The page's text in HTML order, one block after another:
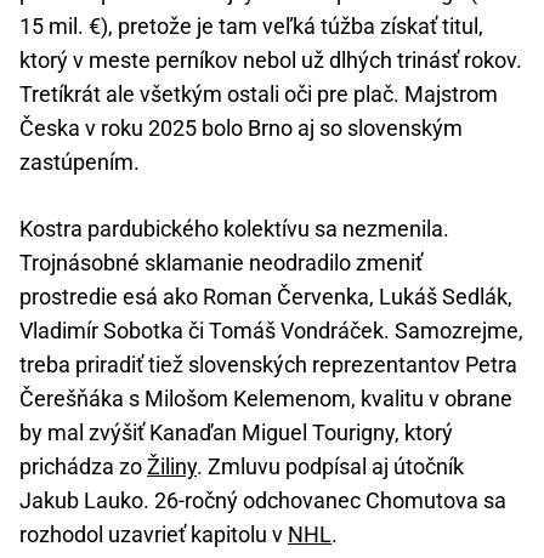
15 mil. €), pretože je tam veľká túžba získať titul,
ktorý v meste perníkov nebol už dlhých trinásť rokov.
Tretíkrát ale všetkým ostali oči pre plač. Majstrom
Česka v roku 2025 bolo Brno aj so slovenským
zastúpením.
Kostra pardubického kolektívu sa nezmenila.
Trojnásobné sklamanie neodradilo zmeniť
prostredie esá ako Roman Červenka, Lukáš Sedlák,
Vladimír Sobotka či Tomáš Vondráček. Samozrejme,
treba priradiť tiež slovenských reprezentantov Petra
Čerešňáka s Milošom Kelemenom, kvalitu v obrane
by mal zvýšiť Kanaďan Miguel Tourigny, ktorý
prichádza zoŽiliny. Zmluvu podpísal aj útočník
Jakub Lauko. 26-ročný odchovanec Chomutova sa
rozhodol uzavrieť kapitolu v NHL.